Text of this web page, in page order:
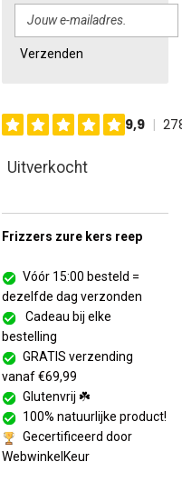
Verzenden
Uitverkocht
Frizzers zure kers reep
Vóór 15:00 besteld =
dezelfde dag verzonden
Cadeau bij elke
bestelling
GRATIS verzending
vanaf €69,99
Glutenvrij ☘️
100% natuurlijke product!
Gecertificeerd door
WebwinkelKeur